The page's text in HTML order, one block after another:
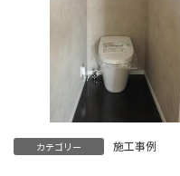
カテゴリー 施工事例